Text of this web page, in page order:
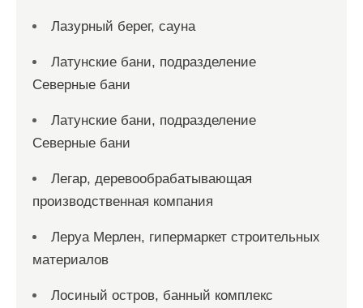
Лазурный берег, сауна
Латунские бани, подразделение
Северные бани
Латунские бани, подразделение
Северные бани
Легар, деревообрабатывающая
производственная компания
Леруа Мерлен, гипермаркет строительных
материалов
Лосиный остров, банный комплекс